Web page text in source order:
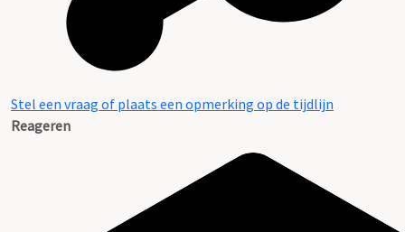
Stel een vraag of plaats een opmerking op de tijdlijn
Reageren